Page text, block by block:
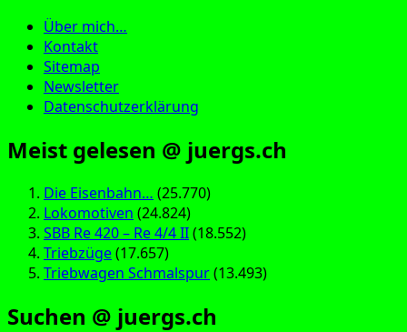
Über mich…
Kontakt
Sitemap
Newsletter
Datenschutzerklärung
Meist gelesen @ juergs.ch
Die Eisenbahn… (25.770)
Lokomotiven (24.824)
SBB Re 420 – Re 4/4 II(18.552)
Triebzüge(17.657)
Triebwagen Schmalspur(13.493)
Suchen @ juergs.ch